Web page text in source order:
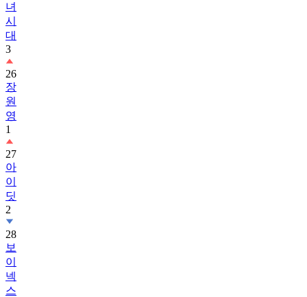
녀
시
대
3
26
장
원
영
1
27
아
이
딧
2
28
보
이
넥
스